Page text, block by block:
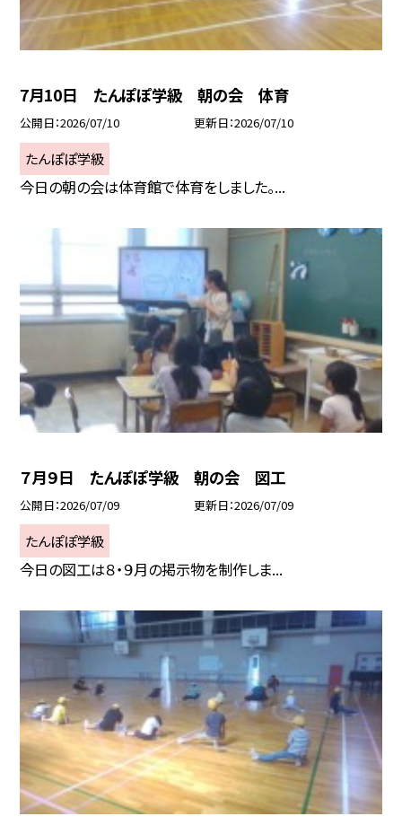
7月10日 たんぽぽ学級 朝の会 体育
公開日 2026/07/10 更新日 2026/07/10
たんぽぽ学級
今日の朝の会は体育館で体育をしました。...
７月９日 たんぽぽ学級 朝の会 図工
公開日 2026/07/09 更新日 2026/07/09
たんぽぽ学級
今日の図工は８・９月の掲示物を制作しま...